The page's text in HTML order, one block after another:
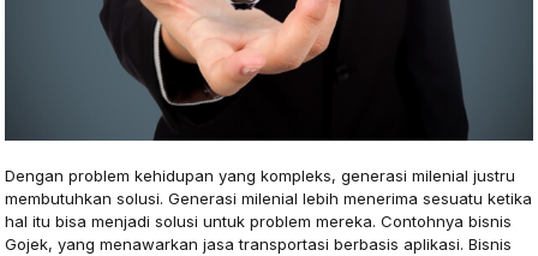
Dengan problem kehidupan yang kompleks, generasi milenial justru
membutuhkan solusi. Generasi milenial lebih menerima sesuatu ketika
hal itu bisa menjadi solusi untuk problem mereka. Contohnya bisnis
Gojek, yang menawarkan jasa transportasi berbasis aplikasi. Bisnis